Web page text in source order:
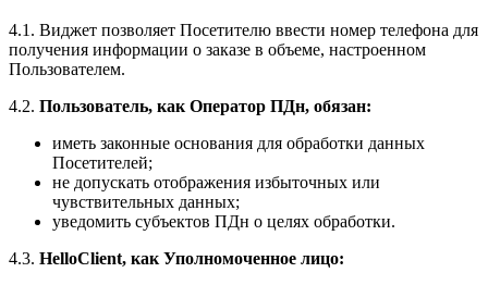
4.1. Виджет позволяет Посетителю ввести номер телефона для
получения информации о заказе в объеме, настроенном
Пользователем.
4.2. Пользователь, как Оператор ПДн, обязан:
иметь законные основания для обработки данных
Посетителей;
не допускать отображения избыточных или
чувствительных данных;
уведомить субъектов ПДн о целях обработки.
4.3. HelloClient, как Уполномоченное лицо: